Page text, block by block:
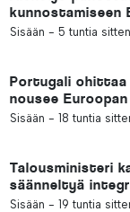
kunnostamiseen
avulla
Sisään - 5 tuntia sitten
Portugali ohittaa
nousee
suurimmaksi
Sisään - 18 tuntia
Talousministeri
säänneltyä
takaa
Sisään - 19 tuntia